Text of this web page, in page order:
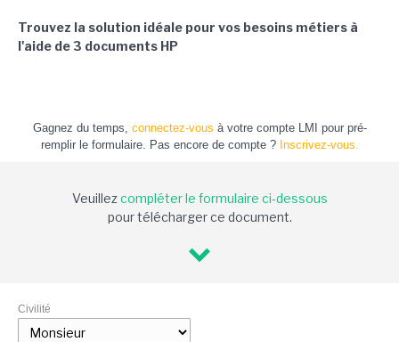
Trouvez la solution idéale pour vos besoins métiers à
l'aide de 3 documents HP
Gagnez du temps, connectez-vous à votre compte LMI pour pré-
remplir le formulaire. Pas encore de compte ? Inscrivez-vous.
Veuillezcompléter le formulaire ci-dessous
pour télécharger ce document.
Civilité